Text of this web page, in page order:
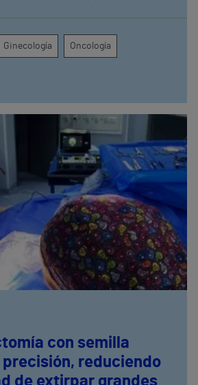
cribados. En el caso del cáncer de
la mortalidad por esta
20% en la población general.
Ginecología Oncología
con semilla
reduciendo
de extirpar grandes